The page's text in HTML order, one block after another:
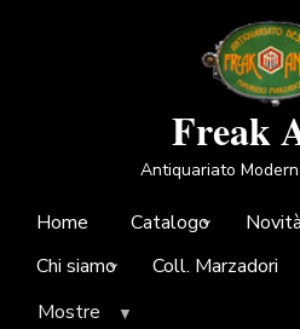
Freak
Antiquariato
Home Catalogo Novità
Chi siamo
Coll. Marzadori
Mostre